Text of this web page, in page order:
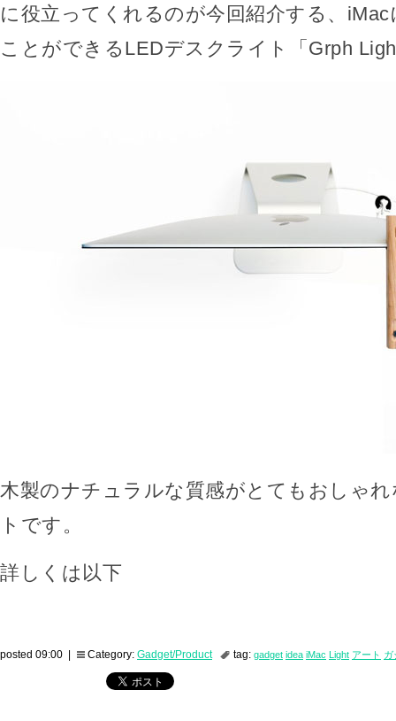
に役立ってくれるのが今回紹介する、
ことができるLEDデスクライト「Grph
木製のナチュラルな質感がとてもおしゃ
トです。
詳しくは以下
posted 09:00 | Category: Gadget/Product tag: gadget idea iMac Light アート ガ